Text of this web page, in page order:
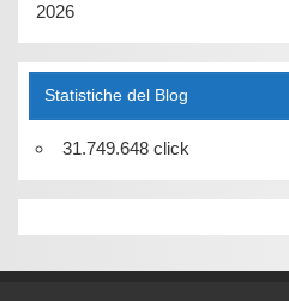
2026
Statistiche del Blog
31.749.648 click